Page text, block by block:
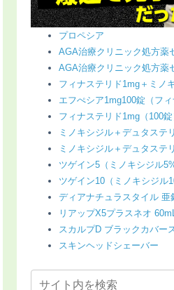
プロペシア
AGA治療クリニック処方薬
AGA治療クリニック処方薬
フィナステリド1mg＋ミノ
エフぺシア1mg100錠（フィ
フィナステリド1mg（100
ミノキシジル＋デュタステ
ミノキシジル＋デュタステ
ツゲイン5（ミノキシジル5%
ツゲイン10（ミノキシジル
ディアナチュラスタイル 亜
リアップX5プラスネオ 60mL
スカルプD ブラックカバー
スキンヘッドシェーバー